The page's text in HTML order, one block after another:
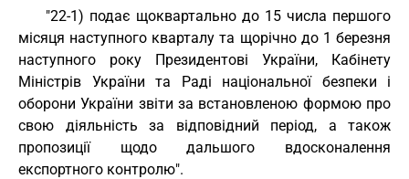
"22-1) подає щоквартально до 15 числа першого
місяця наступного кварталу та щорічно до 1 березня
наступного року Президентові України, Кабінету
Міністрів України та Раді національної безпеки і
оборони України звіти за встановленою формою про
свою діяльність за відповідний період, а також
пропозиції щодо дальшого вдосконалення
експортного контролю".